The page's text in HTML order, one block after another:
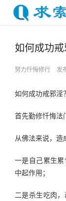
如何成功戒
努力忏悔修行 发
如何成功戒邪淫？
首先勤修忏悔法
从佛法来说，造
一是自己累生
中起作用；
二是杀生吃肉